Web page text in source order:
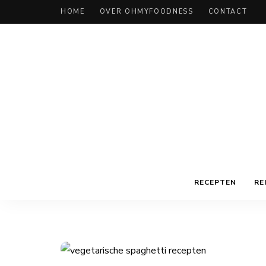
HOME OVER OHMYFOODNESS CONTACT
RECEPTEN